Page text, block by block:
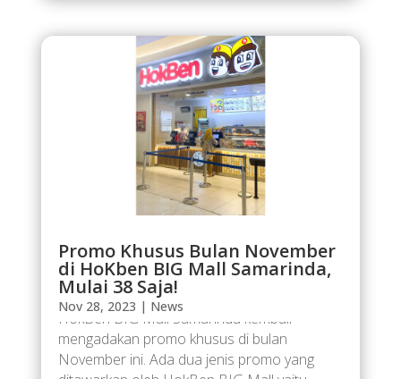
Promo Khusus Bulan November
di HoKben BIG Mall Samarinda,
Mulai 38 Saja!
Nov 28, 2023 | News
Ada promo di HokBen BIG Mall Samarinda!
HokBen BIG Mall Samarinda kembali
mengadakan promo khusus di bulan
November ini. Ada dua jenis promo yang